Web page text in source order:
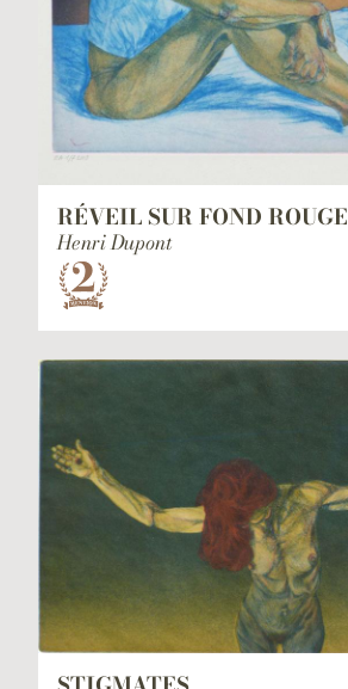
RÉVEIL SUR FOND ROUGE
Henri Dupont